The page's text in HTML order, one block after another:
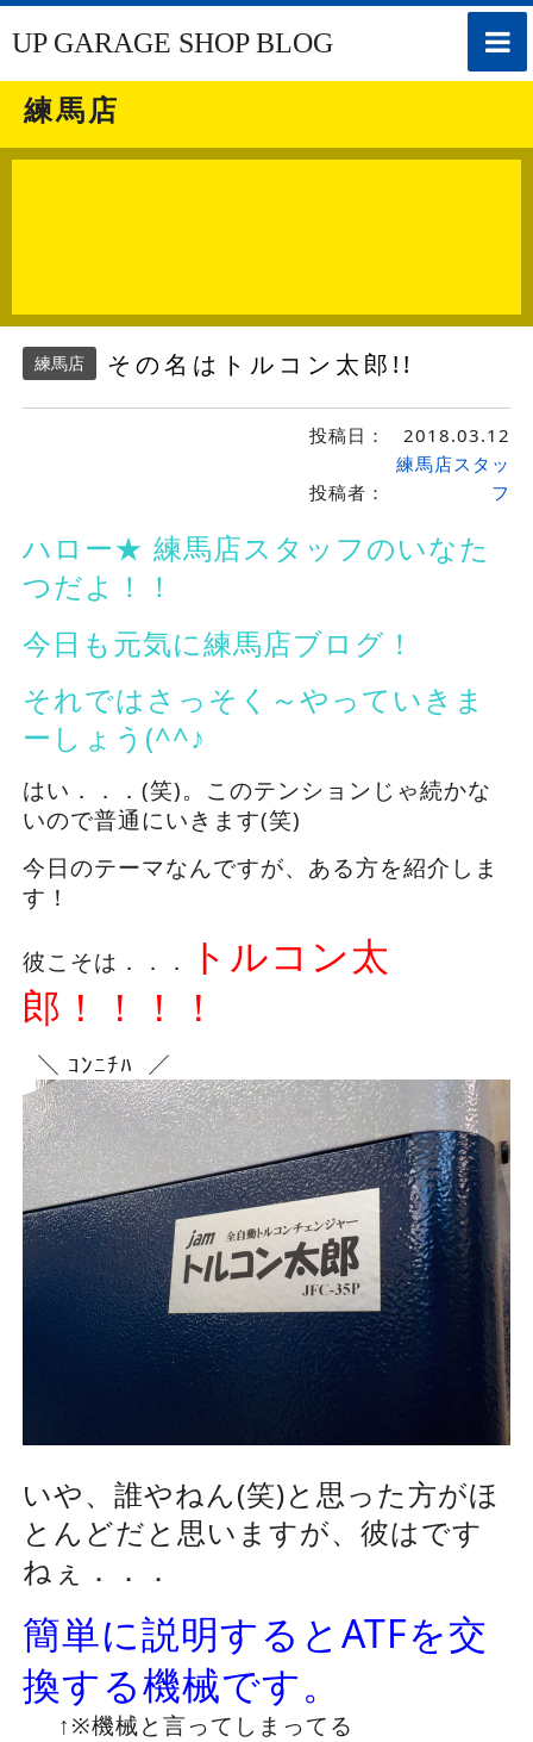
toggle
UP GARAGE SHOP BLOG
練馬店
練馬店 その名はトルコン太郎!!
投稿日： 2018.03.12
投稿者：
練馬店スタッ
フ
ハロー★ 練馬店スタッフのいなた
つだよ！！
今日も元気に練馬店ブログ！
それではさっそく～やっていきま
ーしょう(^^♪
はい．．．(笑)。このテンションじゃ続かな
いので普通にいきます(笑)
今日のテーマなんですが、ある方を紹介しま
す！
彼こそは．．．
トルコン太
郎！！！！
＼ ｺﾝﾆﾁﾊ ／
いや、誰やねん(笑)と思った方がほ
とんどだと思いますが、彼はです
ねぇ．．．
簡単に説明するとATFを交
換する機械です。
↑※機械と言ってしまってる